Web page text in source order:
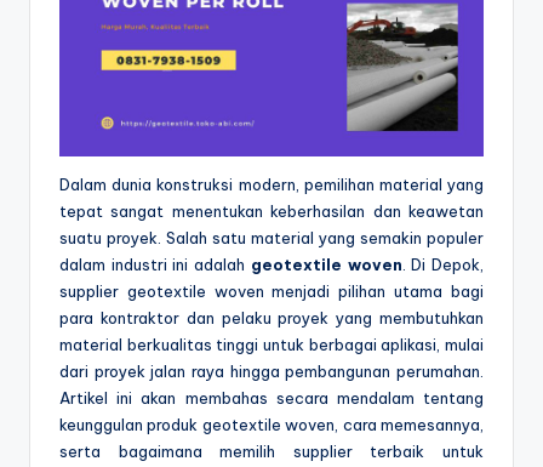
Dalam dunia konstruksi modern, pemilihan material yang
tepat sangat menentukan keberhasilan dan keawetan
suatu proyek. Salah satu material yang semakin populer
dalam industri ini adalah geotextile woven . Di Depok,
supplier geotextile woven menjadi pilihan utama bagi
para kontraktor dan pelaku proyek yang membutuhkan
material berkualitas tinggi untuk berbagai aplikasi, mulai
dari proyek jalan raya hingga pembangunan perumahan.
Artikel ini akan membahas secara mendalam tentang
keunggulan produk geotextile woven, cara memesannya,
serta bagaimana memilih supplier terbaik untuk